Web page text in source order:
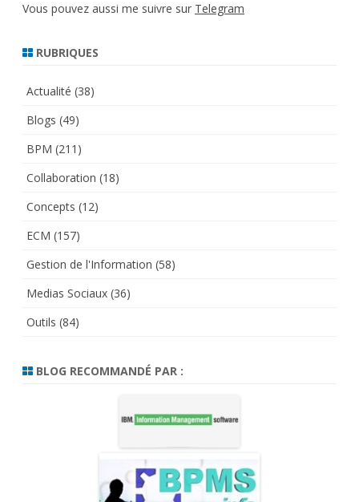
Vous pouvez aussi me suivre sur Telegram
RUBRIQUES
Actualité (38)
Blogs (49)
BPM (211)
Collaboration (18)
Concepts (12)
ECM (157)
Gestion de l'Information (58)
Medias Sociaux (36)
Outils (84)
BLOG RECOMMANDÉ PAR :